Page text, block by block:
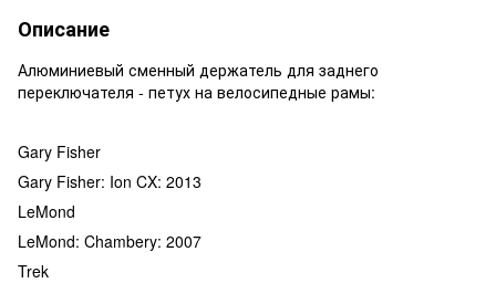
Описание
Алюминиевый сменный держатель для заднего
переключателя - петух на велосипедные рамы:
Gary Fisher
Gary Fisher: Ion CX: 2013
LeMond
LeMond: Chambery: 2007
Trek